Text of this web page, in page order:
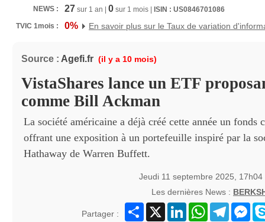
NEWS : 27 sur 1 an | 0 sur 1 mois |
ISIN : US0846701086
TVIC 1mois :
0% En savoir plus sur le Taux de variation
Source : Agefi.fr (il y a 10 mois)
VistaShares lance un ETF
comme Bill Ackman
La société américaine a déjà créé cette année un fonds
offrant une exposition à un portefeuille inspiré par la
Hathaway de Warren Buffett.
Jeudi 11 septembre 2025,
Les dernières News :
Partager :
Partager
X LinkedInWhatsAppTelegram